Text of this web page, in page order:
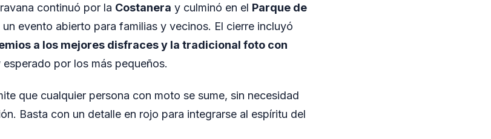
continuó por la Costanera y culminó en el Parque de
evento abierto para familias y vecinos. El cierre incluyó
a los mejores disfraces y la tradicional foto con
por los más pequeños.
que cualquier persona con moto se sume, sin necesidad
Basta con un detalle en rojo para integrarse al espíritu del